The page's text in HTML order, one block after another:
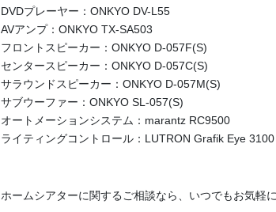
DVDプレーヤー：ONKYO DV-L55
AVアンプ：ONKYO TX-SA503
フロントスピーカー：ONKYO D-057F(S)
センタースピーカー：ONKYO D-057C(S)
サラウンドスピーカー：ONKYO D-057M(S)
サブウーファー：ONKYO SL-057(S)
オートメーションシステム：marantz RC9500
ライティングコントロール：LUTRON Grafik Eye 3100
ホームシアターに関するご相談なら、いつでもお気軽